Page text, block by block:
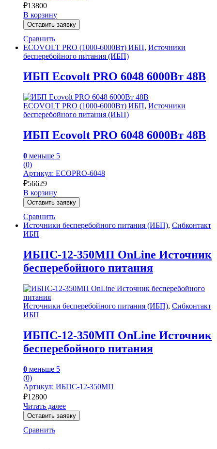
₽13800
В корзину
Оставить заявку
Сравнить
ECOVOLT PRO (1000-6000Вт) ИБП, Источники
бесперебойного питания (ИБП)
ИБП Ecovolt PRO 6048 6000Вт 48В
ECOVOLT PRO (1000-6000Вт) ИБП, Источники
бесперебойного питания (ИБП)
ИБП Ecovolt PRO 6048 6000Вт 48В
0 меньше 5
(0)
Артикул: ECOPRO-6048
₽56629
В корзину
Оставить заявку
Сравнить
Источники бесперебойного питания (ИБП), Сибконтакт
ИБП
ИБПС-12-350МП OnLine Источник
бесперебойного питания
Источники бесперебойного питания (ИБП), Сибконтакт
ИБП
ИБПС-12-350МП OnLine Источник
бесперебойного питания
0 меньше 5
(0)
Артикул: ИБПС-12-350МП
₽12800
Читать далее
Оставить заявку
Сравнить